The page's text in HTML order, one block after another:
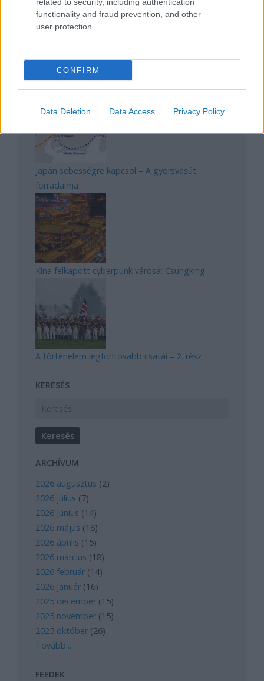
functionality and fraud prevention, and other
user protection.
CONFIRM
Data Deletion Data Access Privacy Policy
Az egygyermekes politika és Kína gazdasági
Japán sebességre kapcsol – A gyorsvasút
forradalma
Kína felkapott cyberpunk városa: Csungking
A történelem legfontosabb csatái – 2. rész
KERESÉS
ARCHÍVUM
2026 augusztus (2)
2026 július (7)
2026 június (14)
2026 május (18)
2026 április (15)
2026 március (18)
2026 február (14)
2026 január (16)
2025 december (15)
2025 november (15)
2025 október (26)
Tovább...
FEEDEK